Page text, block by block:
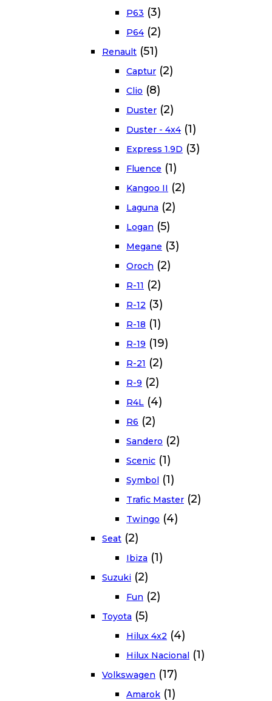
P63 (3)
P64 (2)
Renault (51)
Captur (2)
Clio (8)
Duster (2)
Duster - 4x4 (1)
Express 1.9D (3)
Fluence (1)
Kangoo II (2)
Laguna (2)
Logan (5)
Megane (3)
Oroch (2)
R-11 (2)
R-12 (3)
R-18 (1)
R-19 (19)
R-21 (2)
R-9 (2)
R4L (4)
R6 (2)
Sandero (2)
Scenic (1)
Symbol (1)
Trafic Master (2)
Twingo (4)
Seat (2)
Ibiza (1)
Suzuki (2)
Fun (2)
Toyota (5)
Hilux 4x2 (4)
Hilux Nacional (1)
Volkswagen (17)
Amarok (1)